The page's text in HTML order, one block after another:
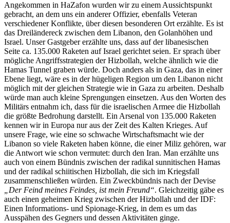
Angekommen in HaZafon wurden wir zu einem Aussichtspunkt
gebracht, an dem uns ein anderer Offizier, ebenfalls Veteran
verschiedener Konflikte, über diesen besonderen Ort erzählte. Es ist
das Dreiländereck zwischen dem Libanon, den Golanhöhen und
Israel. Unser Gastgeber erzählte uns, dass auf der libanesischen
Seite ca. 135.000 Raketen auf Israel gerichtet seien. Er sprach über
mögliche Angriffsstrategien der Hizbollah, welche ähnlich wie die
Hamas Tunnel graben würde. Doch anders als in Gaza, das in einer
Ebene liegt, wäre es in der hügeligen Region um den Libanon nicht
möglich mit der gleichen Strategie wie in Gaza zu arbeiten. Deshalb
würde man auch kleine Sprengungen einsetzen. Aus den Worten des
Militärs entnahm ich, dass für die israelischen Armee die Hizbollah
die größte Bedrohung darstellt. Ein Arsenal von 135.000 Raketen
kennen wir in Europa nur aus der Zeit des Kalten Krieges. Auf
unsere Frage, wie eine so schwache Wirtschaftsmacht wie der
Libanon so viele Raketen haben könne, die einer Miliz gehören, war
die Antwort wie schon vermutet: durch den Iran. Man erzählte uns
auch von einem Bündnis zwischen der radikal sunnitischen Hamas
und der radikal schiitischen Hizbollah, die sich im Kriegsfall
zusammenschließen würden. Ein Zweckbündnis nach der Devise
„Der Feind meines Feindes, ist mein Freund“. Gleichzeitig gäbe es
auch einen geheimen Krieg zwischen der Hizbollah und der IDF:
Einen Informations- und Spionage-Krieg, in dem es um das
Ausspähen des Gegners und dessen Aktivitäten ginge.